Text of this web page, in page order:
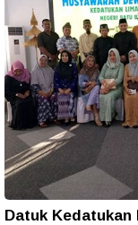
Datuk Kedatukan